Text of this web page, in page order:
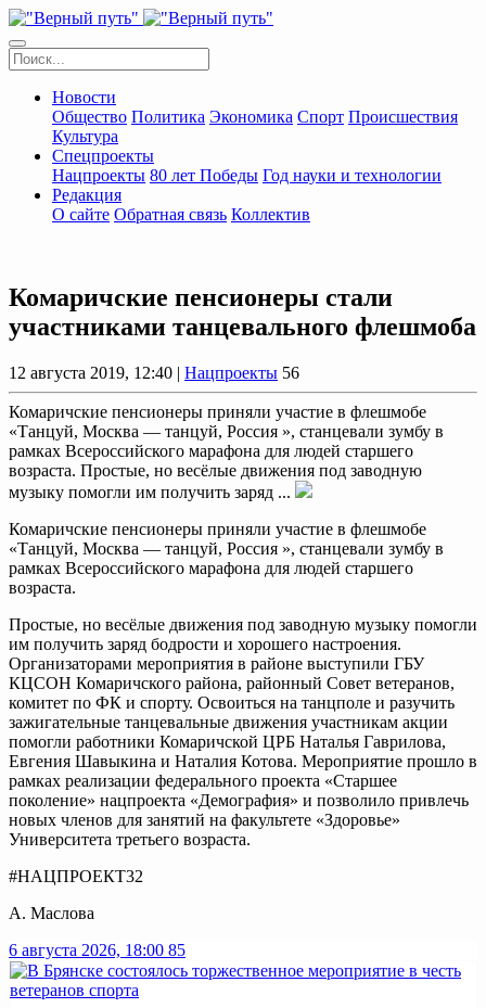
Новости
Общество Политика Экономика Спорт Происшествия
Культура
Спецпроекты
Нацпроекты 80 лет Победы Год науки и технологии
Редакция
О сайте Обратная связь Коллектив
Комаричские пенсионеры стали
участниками танцевального флешмоба
12 августа 2019, 12:40 | Нацпроекты 56
Комаричские пенсионеры приняли участие в флешмобе
«Танцуй, Москва — танцуй, Россия », станцевали зумбу в
рамках Всероссийского марафона для людей старшего
возраста. Простые, но весёлые движения под заводную
музыку помогли им получить заряд ...
Комаричские пенсионеры приняли участие в флешмобе
«Танцуй, Москва — танцуй, Россия », станцевали зумбу в
рамках Всероссийского марафона для людей старшего
возраста.
Простые, но весёлые движения под заводную музыку помогли
им получить заряд бодрости и хорошего настроения.
Организаторами мероприятия в районе выступили ГБУ
КЦСОН Комаричского района, районный Совет ветеранов,
комитет по ФК и спорту. Освоиться на танцполе и разучить
зажигательные танцевальные движения участникам акции
помогли работники Комаричской ЦРБ Наталья Гаврилова,
Евгения Шавыкина и Наталия Котова. Мероприятие прошло в
рамках реализации федерального проекта «Старшее
поколение» нацпроекта «Демография» и позволило привлечь
новых членов для занятий на факультете «Здоровье»
Университета третьего возраста.
#НАЦПРОЕКТ32
А. Маслова
6 августа 2026, 18:00 85